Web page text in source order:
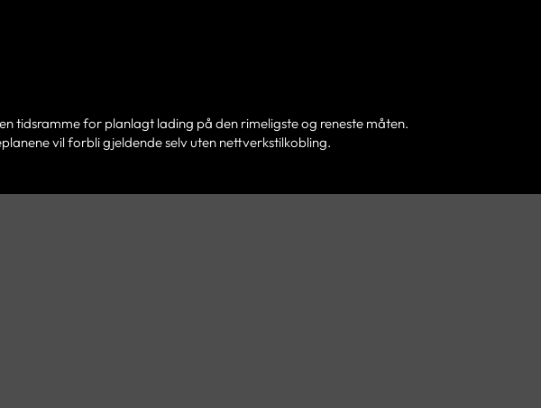
tidsramme for planlagt lading på den rimeligste og reneste måten.
vil forbli gjeldende selv uten nettverkstilkobling.